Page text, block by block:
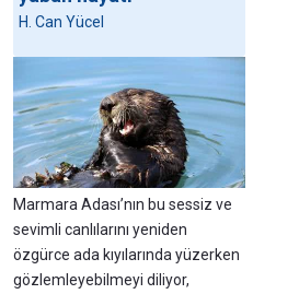
H. Can Yücel
Marmara Adası’nın bu sessiz ve
sevimli canlılarını yeniden
özgürce ada kıyılarında yüzerken
gözlemleyebilmeyi diliyor,